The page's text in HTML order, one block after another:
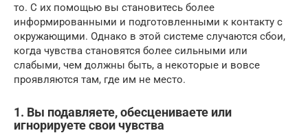
то. С их помощью вы становитесь более
информированными и подготовленными к контакту с
окружающими. Однако в этой системе случаются сбои,
когда чувства становятся более сильными или
слабыми, чем должны быть, а некоторые и вовсе
проявляются там, где им не место.
1. Вы подавляете, обесцениваете или
игнорируете свои чувства